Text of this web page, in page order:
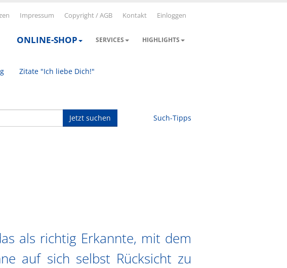
Impressum Copyright / AGB Kontakt Einloggen
ONLINE-SHOP SERVICES HIGHLIGHTS
Zitate "Ich liebe Dich!"
Jetzt suchen Such-Tipps
als richtig Erkannte, mit dem
auf sich selbst Rücksicht zu